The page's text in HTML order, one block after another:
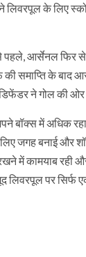
लिवरपूल के लिए
पहले, आर्सेनल फिर
की समाप्ति के
ने गोल की ओर
बॉक्स में अधिक
जगह बनाई और
में कामयाब रही
लिवरपूल पर सिर्फ